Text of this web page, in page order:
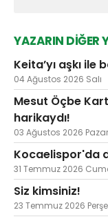
YAZARIN DİĞER
Keita’yı aşkı ile
04 Ağustos 2026 Salı
Mesut Öçbe
harikaydı!
03 Ağustos 2026
Kocaelispor'da
31 Temmuz 2026
Siz kimsiniz!
23 Temmuz 2026